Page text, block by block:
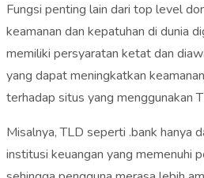
Fungsi penting lain dari top level
keamanan dan kepatuhan di dunia
memiliki persyaratan ketat dan
yang dapat meningkatkan
terhadap situs yang menggunakan
Misalnya, TLD seperti .bank hanya
institusi keuangan yang memenuhi